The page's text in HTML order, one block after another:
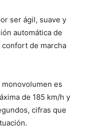
ser ágil, suave y
automática de
de marcha
es
de 185 km/h y
cifras que